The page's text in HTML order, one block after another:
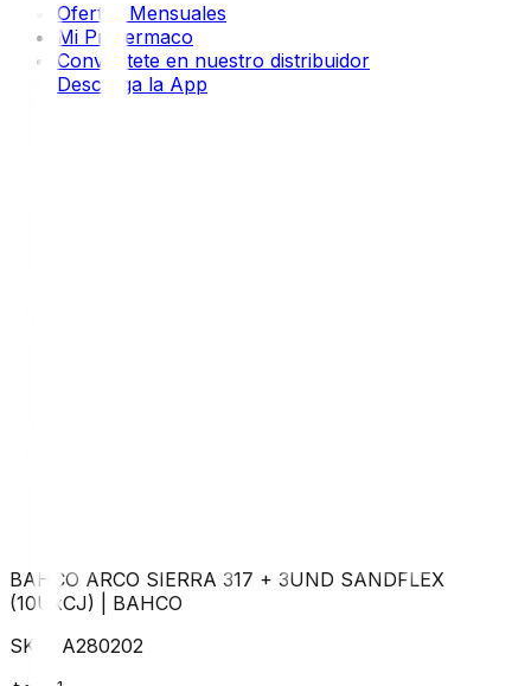
Ofertas Mensuales
Mi Profermaco
Conviértete en nuestro distribuidor
Descarga la App
BAHCO ARCO SIERRA 317 + 3UND SANDFLEX
(10UxCJ)
BAHCO
SKU: A280202